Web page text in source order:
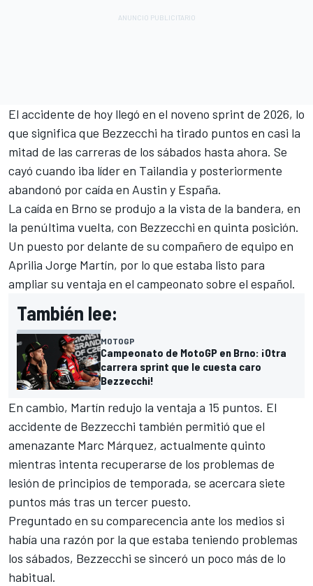
El accidente de hoy llegó en el noveno sprint de 2026, lo
que significa que Bezzecchi ha tirado puntos en casi la
mitad de las carreras de los sábados hasta ahora. Se
cayó cuando iba líder en Tailandia y posteriormente
abandonó por caída en Austin y España.
La caída en Brno se produjo a la vista de la bandera, en
la penúltima vuelta, con Bezzecchi en quinta posición.
Un puesto por delante de su compañero de equipo en
Aprilia Jorge Martín, por lo que estaba listo para
ampliar su ventaja en el campeonato sobre el español.
También lee:
MOTOGP
Campeonato de MotoGP en Brno: ¡Otra
carrera sprint que le cuesta caro
Bezzecchi!
En cambio, Martín redujo la ventaja a 15 puntos. El
accidente de Bezzecchi también permitió que el
amenazante Marc Márquez, actualmente quinto
mientras intenta recuperarse de los problemas de
lesión de principios de temporada, se acercara siete
puntos más tras un tercer puesto.
Preguntado en su comparecencia ante los medios si
había una razón por la que estaba teniendo problemas
los sábados, Bezzecchi se sinceró un poco más de lo
habitual.